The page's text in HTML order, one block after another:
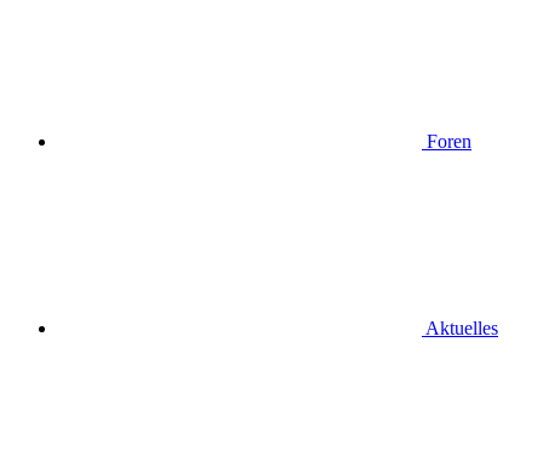
Foren
Aktuelles